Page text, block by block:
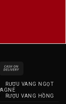
Delivery
RƯỢU VANG NGỌT
RƯỢU VANG HỒNG